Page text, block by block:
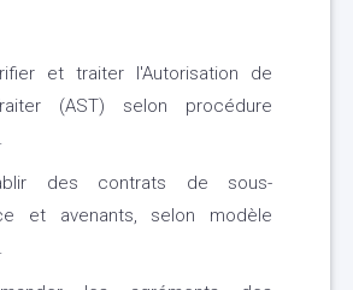
et traiter l'Autorisation de
(AST) selon procédure
des contrats de sous-
et avenants, selon modèle